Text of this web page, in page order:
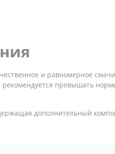
и равномерное
превышать
дополнительный